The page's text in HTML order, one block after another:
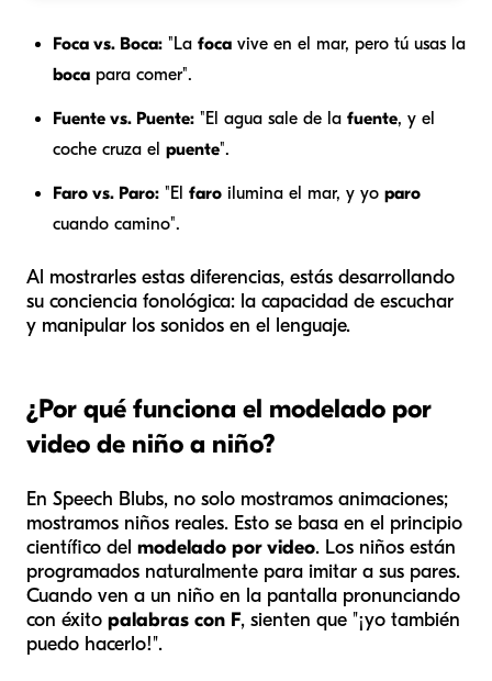
Foca vs. Boca: "La foca vive en el mar, pero tú usas la
boca para comer".
Fuente vs. Puente: "El agua sale de la fuente, y el
coche cruza el puente".
Faro vs. Paro: "El faro ilumina el mar, y yo paro
cuando camino".
Al mostrarles estas diferencias, estás desarrollando
su conciencia fonológica: la capacidad de escuchar
y manipular los sonidos en el lenguaje.
¿Por qué funciona el modelado por
video de niño a niño?
En Speech Blubs, no solo mostramos animaciones;
mostramos niños reales. Esto se basa en el principio
científico del modelado por video. Los niños están
programados naturalmente para imitar a sus pares.
Cuando ven a un niño en la pantalla pronunciando
con éxito palabras con F, sienten que "¡yo también
puedo hacerlo!".